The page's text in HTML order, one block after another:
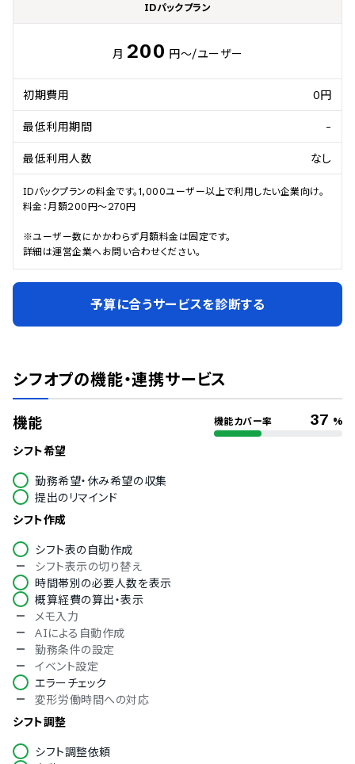
IDパックプラン
月 200 円～/ユーザー
初期費用 0円
最低利用期間 -
最低利用人数 なし
IDパックプランの料金です。1,000ユーザー以上で利用したい企業向け。
料金：月額200円～270円
※ユーザー数にかかわらず月額料金は固定です。
詳細は運営企業へお問い合わせください。
予算に合うサービスを診断する
シフオプの機能・連携サービス
機能 機能カバー率 37 %
シフト希望
勤務希望・休み希望の収集
提出のリマインド
シフト作成
シフト表の自動作成
シフト表示の切り替え
時間帯別の必要人数を表示
概算経費の算出・表示
メモ入力
AIによる自動作成
勤務条件の設定
イベント設定
エラーチェック
変形労働時間への対応
シフト調整
シフト調整依頼